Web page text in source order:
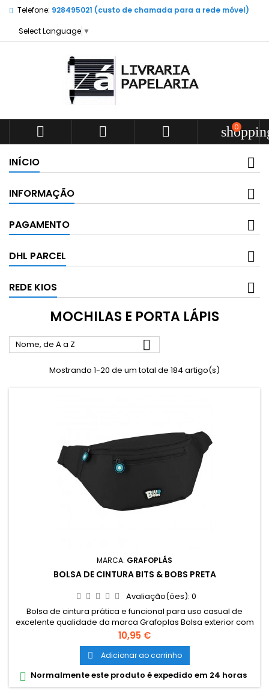
Telefone: 928495021 (custo de chamada para a rede móvel)
Select Language ▼
   0
INÍCIO
INFORMAÇÃO
PAGAMENTO
DHL PARCEL
REDE KIOS
MOCHILAS E PORTA LÁPIS
Nome, de A a Z 
Mostrando 1-20 de um total de 184 artigo(s)
MARCA: GRAFOPLÁS
BOLSA DE CINTURA BITS & BOBS PRETA
Avaliação(ões): 0
Bolsa de cintura prática e funcional para uso casual de
excelente qualidade da marca Grafoplas Bolsa exterior com
fecho. Segunda bolsa frontal menos. Dimensões
aproximadas: 23 x 12 x 9 cm
Preço
10,95 €
 Adicionar ao carrinho
 Normalmente este produto é expedido em 24 horas